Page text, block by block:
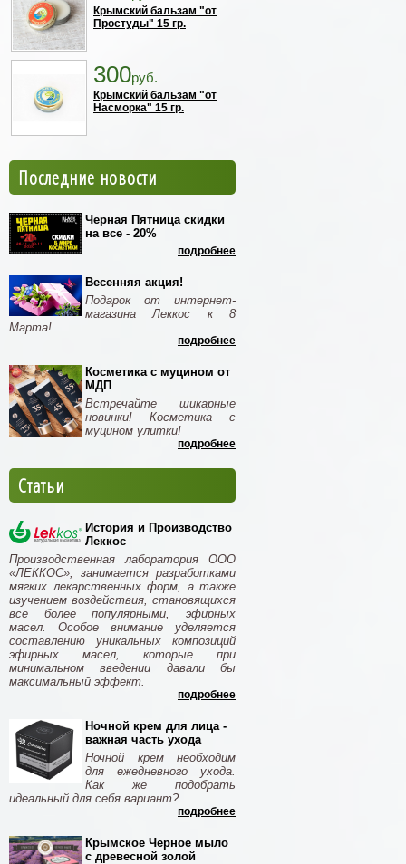
Крымский бальзам "от
Простуды" 15 гр.
300руб.
Крымский бальзам "от
Насморка" 15 гр.
Последние новости
Черная Пятница скидки
на все - 20%
подробнее
Весенняя акция!
Подарок от интернет-
магазина Леккос к 8
Марта!
подробнее
Косметика с муцином от
МДП
Встречайте шикарные
новинки! Косметика с
муцином улитки!
подробнее
Статьи
История и Производство
Леккос
Производственная лаборатория ООО
«ЛЕККОС», занимается разработками
мягких лекарственных форм, а также
изучением воздействия, становящихся
все более популярными, эфирных
масел. Особое внимание уделяется
составлению уникальных композиций
эфирных масел, которые при
минимальном введении давали бы
максимальный эффект.
подробнее
Ночной крем для лица -
важная часть ухода
Ночной крем необходим
для ежедневного ухода.
Как же подобрать
идеальный для себя вариант?
подробнее
Крымское Черное мыло
с древесной золой